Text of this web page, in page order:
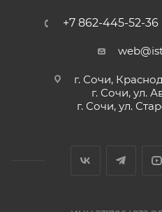
+7 862-445-52-36
г. Сочи,
г. Сочи, ул.
г. Сочи, ул.